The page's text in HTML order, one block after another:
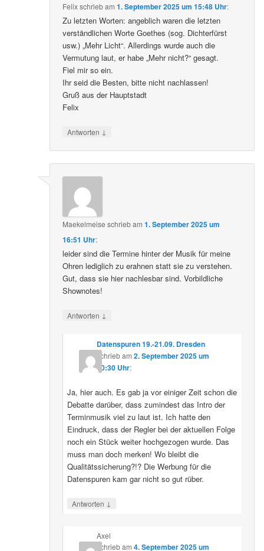
Felixschriebam1. September 2025 um 15:48 Uhr:
Zu letzten Worten: angeblich waren die letzten
verständlichen Worte Goethes (sog. Dichterfürst
usw.) „Mehr Licht“. Allerdings wurde auch die
Vermutung laut, er habe „Mehr nicht?“ gesagt.
Fiel mir so ein.
Ihr seid die Besten, bitte nicht nachlassen!
Gruß aus der Hauptstadt
Felix
Antworten ↓
Maekelmeise schriebam1. September 2025 um
16:51 Uhr:
leider sind die Termine hinter der Musik für meine
Ohren lediglich zu erahnen statt sie zu verstehen.
Gut, dass sie hier nachlesbar sind. Vorbildliche
Shownotes!
Antworten ↓
Datenspuren 19.-21.09. Dresden
schriebam 2. September 2025 um
10:30 Uhr:
Ja, hier auch. Es gab ja vor einiger Zeit schon die
Debatte darüber, dass zumindest das Intro der
Terminmusik viel zu laut ist. Ich hatte den
Eindruck, dass der Regler bei der aktuellen Folge
noch ein Stück weiter hochgezogen wurde. Das
muss man doch merken! Wo bleibt die
Qualitätssicherung?!? Die Werbung für die
Datenspuren kam gar nicht so gut rüber.
Antworten ↓
Axel
schriebam 4. September 2025 um